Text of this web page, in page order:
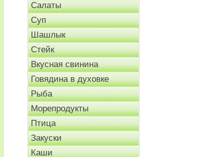
Салаты
Суп
Шашлык
Стейк
Вкусная свинина
Говядина в духовке
Рыба
Морепродукты
Птица
Закуски
Каши